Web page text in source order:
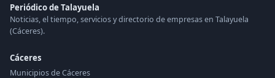
Periódico de Talayuela
Noticias, el tiempo, servicios y directorio de empresas en Talayuela
(Cáceres).
Cáceres
Municipios de Cáceres